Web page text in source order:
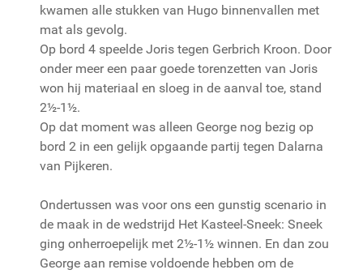
kwamen alle stukken van Hugo binnenvallen met
mat als gevolg.
Op bord 4 speelde Joris tegen Gerbrich Kroon. Door
onder meer een paar goede torenzetten van Joris
won hij materiaal en sloeg in de aanval toe, stand
2½-1½.
Op dat moment was alleen George nog bezig op
bord 2 in een gelijk opgaande partij tegen Dalarna
van Pijkeren.
Ondertussen was voor ons een gunstig scenario in
de maak in de wedstrijd Het Kasteel-Sneek: Sneek
ging onherroepelijk met 2½-1½ winnen. En dan zou
George aan remise voldoende hebben om de